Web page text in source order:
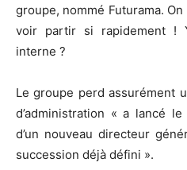
groupe, nommé Futurama.
voir partir si rapidement !
interne ?
Le groupe perd assurément
d’administration « a lancé
d’un nouveau directeur
succession déjà défini ».